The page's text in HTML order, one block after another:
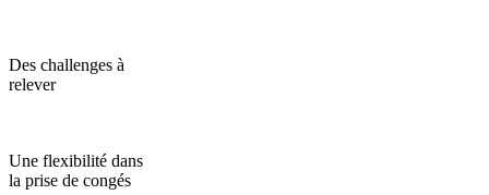
Des challenges à
relever
Une flexibilité dans
la prise de congés